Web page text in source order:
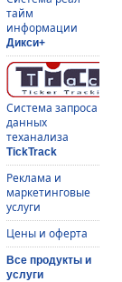
тайм
информации
Дикси+
Система запроса
данных
теханализа
TickTrack
Реклама и
маркетинговые
услуги
Цены и оферта
Все продукты и
услуги